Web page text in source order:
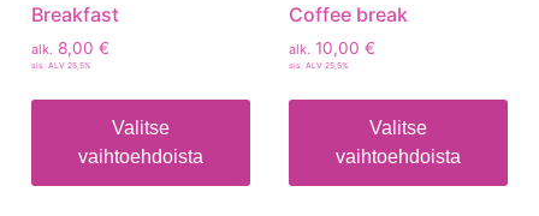
Breakfast
alk. 8,00 €
sis. ALV 25,5%
Valitse
vaihtoehdoista
Coffee break
alk. 10,00 €
sis. ALV 25,5%
Valitse
vaihtoehdoista